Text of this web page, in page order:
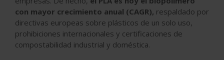
con mayor crecimiento anual (CAGR), respaldado por
directivas europeas sobre plásticos de un solo uso,
prohibiciones internacionales y certificaciones de
compostabilidad industrial y doméstica.